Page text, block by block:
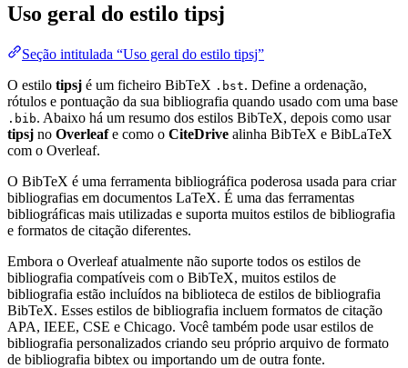
Uso geral do estilo tipsj
Seção intitulada “Uso geral do estilo tipsj”
O estilo tipsj é um ficheiro BibTeX .bst. Define a ordenação,
rótulos e pontuação da sua bibliografia quando usado com uma base
.bib. Abaixo há um resumo dos estilos BibTeX, depois como usar
tipsj no Overleafe como o CiteDrive alinha BibTeX e BibLaTeX
com o Overleaf.
O BibTeX é uma ferramenta bibliográfica poderosa usada para criar
bibliografias em documentos LaTeX. É uma das ferramentas
bibliográficas mais utilizadas e suporta muitos estilos de bibliografia
e formatos de citação diferentes.
Embora o Overleaf atualmente não suporte todos os estilos de
bibliografia compatíveis com o BibTeX, muitos estilos de
bibliografia estão incluídos na biblioteca de estilos de bibliografia
BibTeX. Esses estilos de bibliografia incluem formatos de citação
APA, IEEE, CSE e Chicago. Você também pode usar estilos de
bibliografia personalizados criando seu próprio arquivo de formato
de bibliografia bibtex ou importando um de outra fonte.